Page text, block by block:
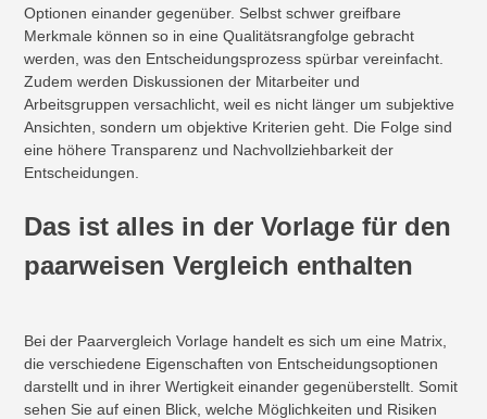
Optionen einander gegenüber. Selbst schwer greifbare
Merkmale können so in eine Qualitätsrangfolge gebracht
werden, was den Entscheidungsprozess spürbar vereinfacht.
Zudem werden Diskussionen der Mitarbeiter und
Arbeitsgruppen versachlicht, weil es nicht länger um subjektive
Ansichten, sondern um objektive Kriterien geht. Die Folge sind
eine höhere Transparenz und Nachvollziehbarkeit der
Entscheidungen.
Das ist alles in der Vorlage für den
paarweisen Vergleich enthalten
Bei der Paarvergleich Vorlage handelt es sich um eine Matrix,
die verschiedene Eigenschaften von Entscheidungsoptionen
darstellt und in ihrer Wertigkeit einander gegenüberstellt. Somit
sehen Sie auf einen Blick, welche Möglichkeiten und Risiken